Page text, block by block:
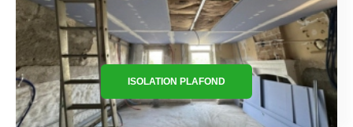
ISOLATION PLAFOND